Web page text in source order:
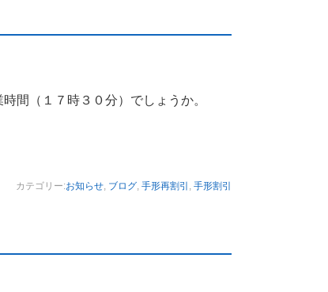
時間（１７時３０分）でしょうか。
カテゴリー:お知らせ ブログ 手形再割引 手形割引